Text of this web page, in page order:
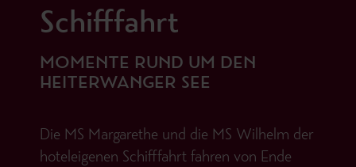
Schifffahrt
MOMENTE RUND UM DEN
HEITERWANGER SEE
Die MS Margarethe und die MS Wilhelm der
hoteleigenen Schifffahrt fahren von Ende